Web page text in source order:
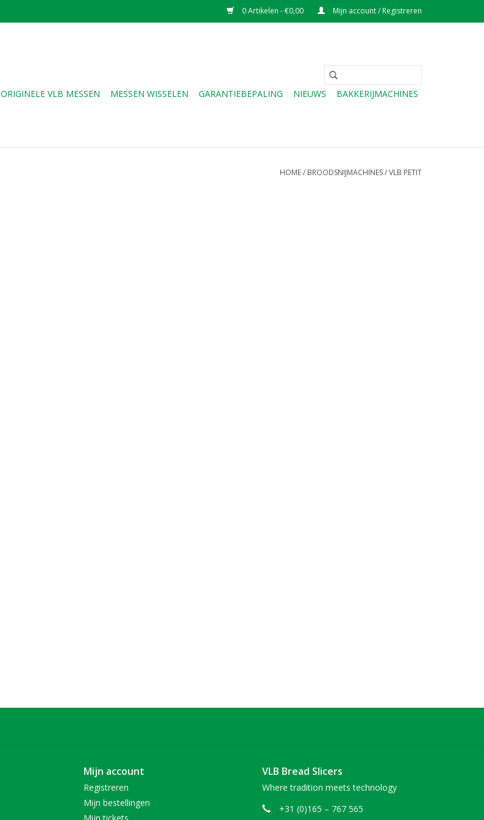
0 Artikelen - €0,00 Mijn account / Registreren
ORIGINELE VLB MESSEN MESSEN WISSELEN GARANTIEBEPALING NIEUWS BAKKERIJMACHINES
HOME/ BROODSNIJMACHINES/VLB PETIT
Mijn account
Registreren
Mijn bestellingen
VLB Bread Slicers
Where tradition meets technology
+31 (0)165 – 767 565